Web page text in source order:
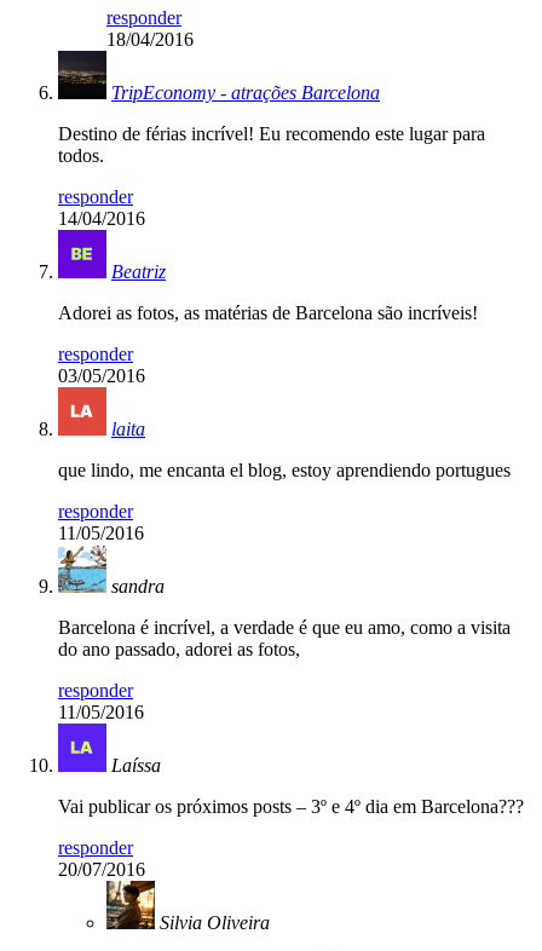
responder
18/04/2016
TripEconomy - atrações Barcelona
Destino de férias incrível! Eu recomendo este lugar para
todos.
responder
14/04/2016
Beatriz
Adorei as fotos, as matérias de Barcelona são incríveis!
responder
03/05/2016
laita
que lindo, me encanta el blog, estoy aprendiendo portugues
responder
11/05/2016
sandra
Barcelona é incrível, a verdade é que eu amo, como a visita
do ano passado, adorei as fotos,
responder
11/05/2016
Laíssa
Vai publicar os próximos posts – 3º e 4º dia em Barcelona???
responder
20/07/2016
Silvia Oliveira